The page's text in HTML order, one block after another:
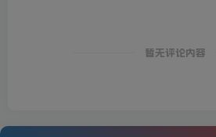
暂无评论内容